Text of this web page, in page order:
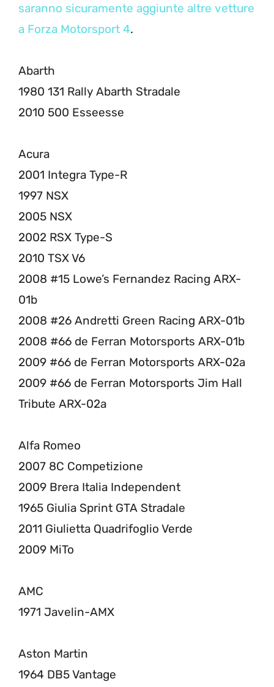
saranno sicuramente aggiunte altre vetture
a Forza Motorsport 4.
Abarth
1980 131 Rally Abarth Stradale
2010 500 Esseesse
Acura
2001 Integra Type-R
1997 NSX
2005 NSX
2002 RSX Type-S
2010 TSX V6
2008 #15 Lowe’s Fernandez Racing ARX-
01b
2008 #26 Andretti Green Racing ARX-01b
2008 #66 de Ferran Motorsports ARX-01b
2009 #66 de Ferran Motorsports ARX-02a
2009 #66 de Ferran Motorsports Jim Hall
Tribute ARX-02a
Alfa Romeo
2007 8C Competizione
2009 Brera Italia Independent
1965 Giulia Sprint GTA Stradale
2011 Giulietta Quadrifoglio Verde
2009 MiTo
AMC
1971 Javelin-AMX
Aston Martin
1964 DB5 Vantage